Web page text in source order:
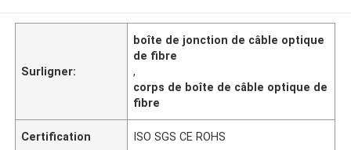
Surligner:
boîte de jonction de câble optique
de fibre
,
corps de boîte de câble optique de
fibre
Certification ISO SGS CE ROHS